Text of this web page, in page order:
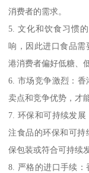
消费者的需求。
5. 文化和饮食习惯
响，因此进口食品需
港消费者偏好低糖、
6. 市场竞争激烈：
卖点和竞争优势，才
7. 环保和可持续发
注食品的环保和可持
保包装或符合可持续
8. 严格的进口手续